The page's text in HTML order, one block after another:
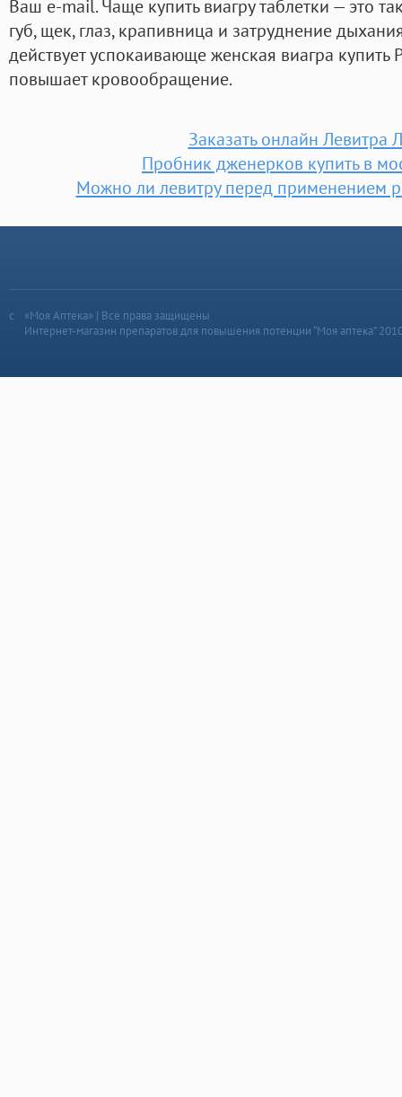
Ваш e-mail. Чаще купить виагру таблетки — это
губ, щек, глаз, крапивница и затруднение
действует успокаивающе женская виагра
повышает кровообращение.
Заказать онлайн Левитра
Пробник дженерков купить в
Можно ли левитру перед применением
«Моя Аптека» | Все права защищены
Интернет-магазин препаратов для повышения потенции “Моя аптека”